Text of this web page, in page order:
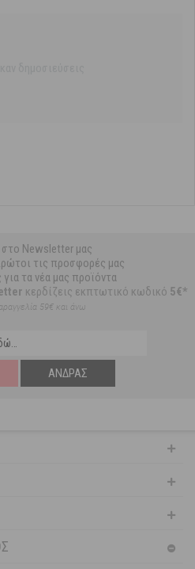
στο Newsletter μας
τις προσφορές μας
τα νέα μας προϊόντα
κερδίζεις εκπτωτικό κωδικό 5€*
59€ και άνω
ΆΝΔΡΑΣ